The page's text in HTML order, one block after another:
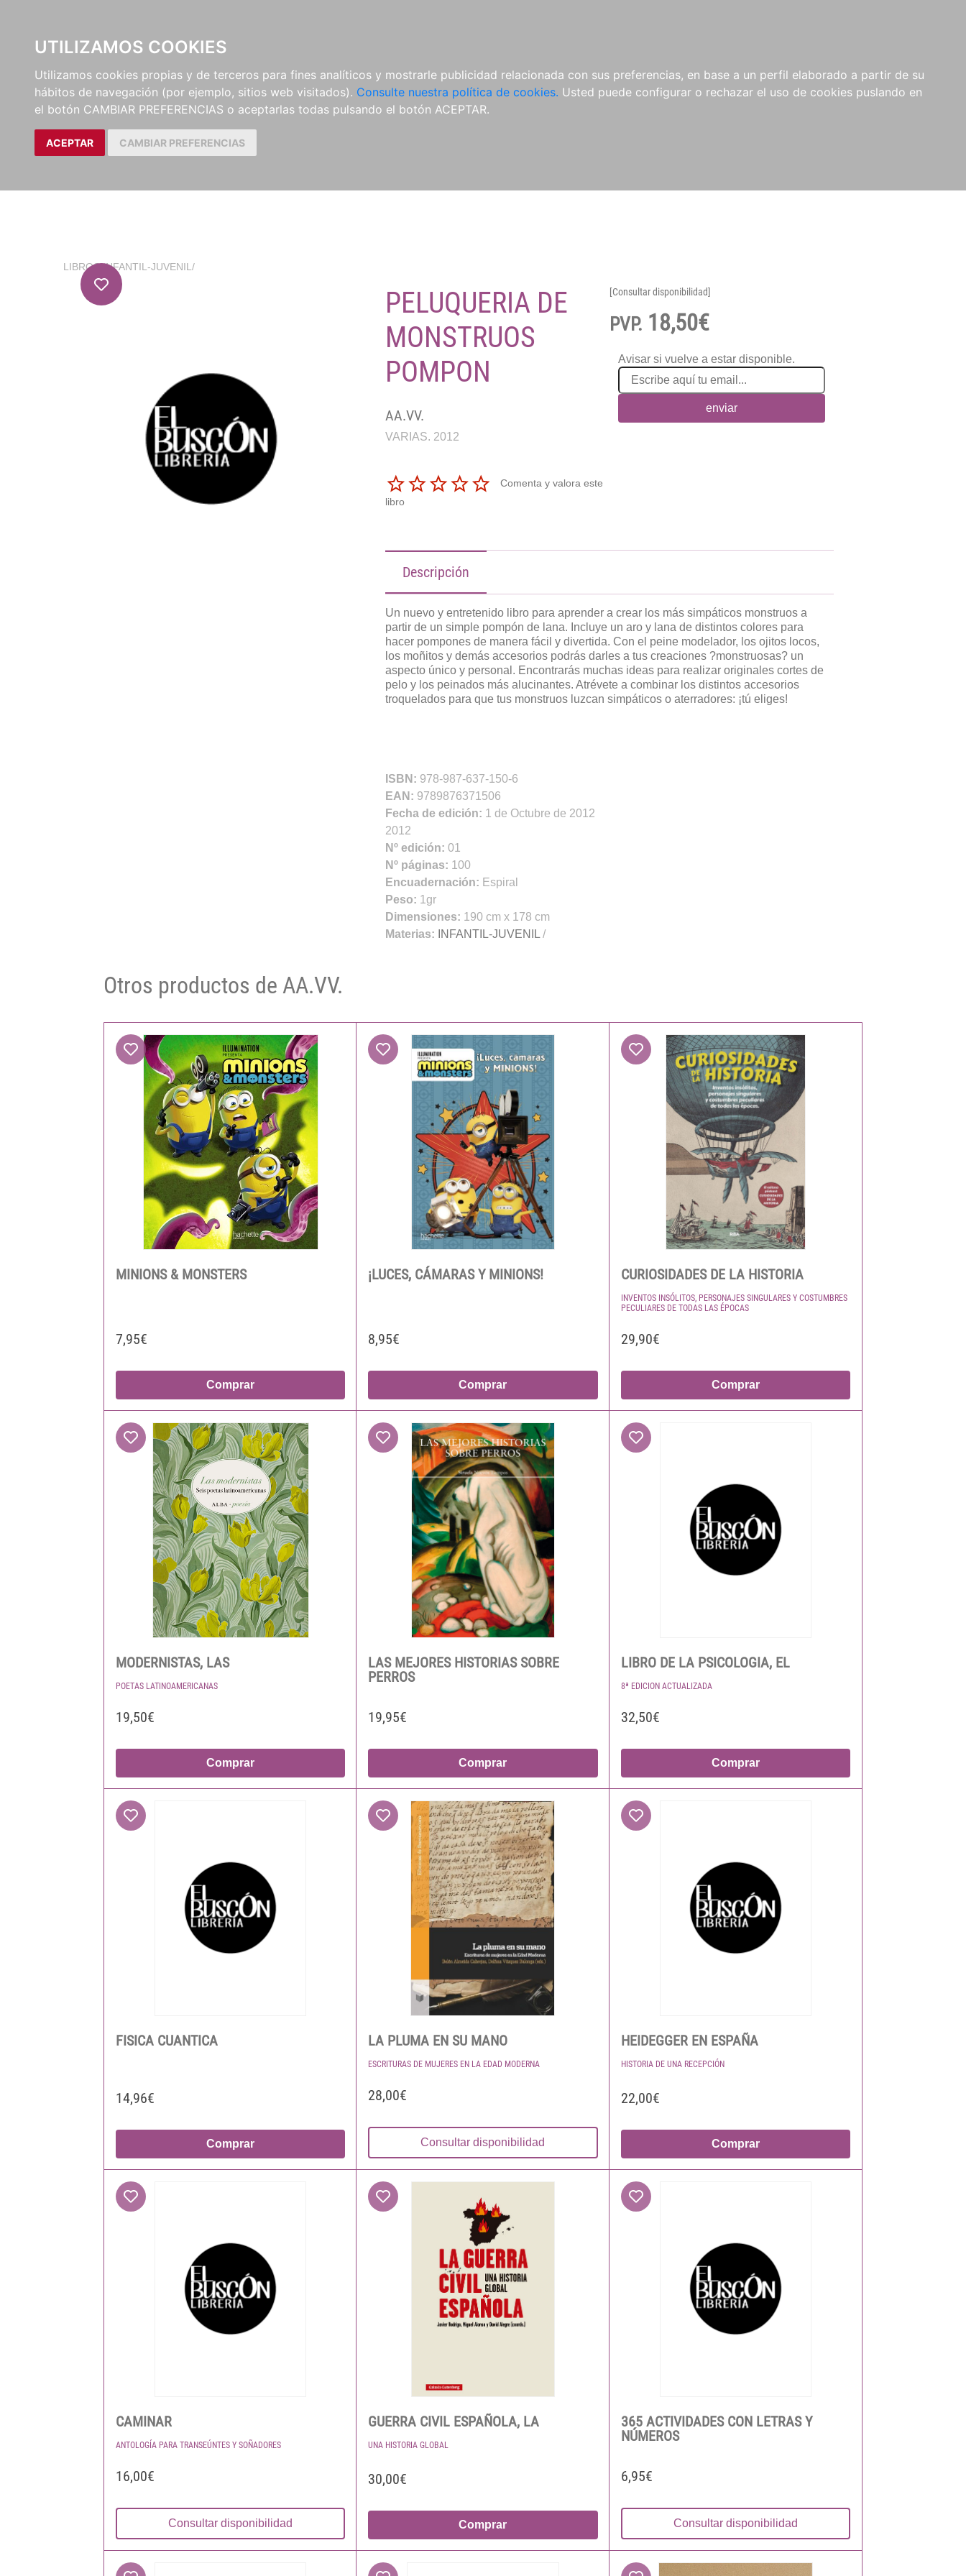
UTILIZAMOS COOKIES
Utilizamos cookies propias y de terceros para fines analíticos y mostrarle publicidad relacionada con sus preferencias, en base a un perfil elaborado a partir de su
hábitos de navegación (por ejemplo, sitios web visitados). Consulte nuestra política de cookies. Usted puede configurar o rechazar el uso de cookies puslando en
el botón CAMBIAR PREFERENCIAS o aceptarlas todas pulsando el botón ACEPTAR.
ACEPTAR CAMBIAR PREFERENCIAS
LIBROS/INFANTIL-JUVENIL /
PELUQUERIA DE
MONSTRUOS
POMPON
AA.VV.
VARIAS. 2012
Comenta y valora este
libro
[Consultar disponibilidad]
PVP. 18,50€
Avisar si vuelve a estar disponible.
enviar
Descripción
Un nuevo y entretenido libro para aprender a crear los más simpáticos monstruos a
partir de un simple pompón de lana. Incluye un aro y lana de distintos colores para
hacer pompones de manera fácil y divertida. Con el peine modelador, los ojitos locos,
los moñitos y demás accesorios podrás darles a tus creaciones ?monstruosas? un
aspecto único y personal. Encontrarás muchas ideas para realizar originales cortes de
pelo y los peinados más alucinantes. Atrévete a combinar los distintos accesorios
troquelados para que tus monstruos luzcan simpáticos o aterradores: ¡tú eliges!
ISBN: 978-987-637-150-6
EAN: 9789876371506
Fecha de edición: 1 de Octubre de 2012
2012
Nº edición: 01
Nº páginas: 100
Encuadernación: Espiral
Peso: 1gr
Dimensiones: 190 cm x 178 cm
Materias:
INFANTIL-JUVENIL/
Otros productos de AA.VV.
MINIONS & MONSTERS
7,95€
Comprar
¡LUCES, CÁMARAS Y MINIONS!
8,95€
Comprar
CURIOSIDADES DE LA HISTORIA
INVENTOS INSÓLITOS, PERSONAJES SINGULARES Y COSTUMBRES
PECULIARES DE TODAS LAS ÉPOCAS
29,90€
Comprar
MODERNISTAS, LAS
POETAS LATINOAMERICANAS
19,50€
Comprar
LAS MEJORES HISTORIAS SOBRE
PERROS
19,95€
Comprar
LIBRO DE LA PSICOLOGIA, EL
8ª EDICION ACTUALIZADA
32,50€
Comprar
FISICA CUANTICA
14,96€
Comprar
LA PLUMA EN SU MANO
ESCRITURAS DE MUJERES EN LA EDAD MODERNA
28,00€
Consultar disponibilidad
HEIDEGGER EN ESPAÑA
HISTORIA DE UNA RECEPCIÓN
22,00€
Comprar
CAMINAR
ANTOLOGÍA PARA TRANSEÚNTES Y SOÑADORES
16,00€
Consultar disponibilidad
GUERRA CIVIL ESPAÑOLA, LA
UNA HISTORIA GLOBAL
30,00€
Comprar
365 ACTIVIDADES CON LETRAS Y
NÚMEROS
6,95€
Consultar disponibilidad